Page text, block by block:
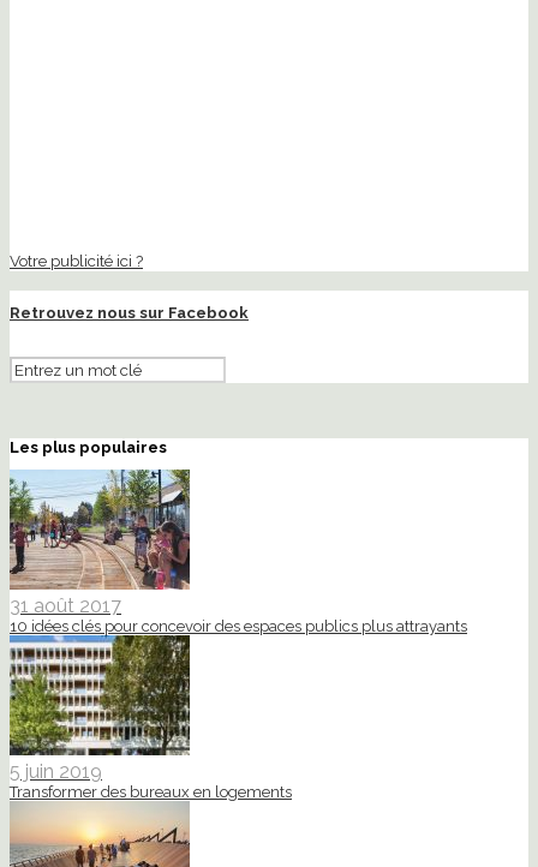
Votre publicité ici ?
Retrouvez nous sur Facebook
Les plus populaires
31 août 2017
10 idées clés pour concevoir des espaces publics plus attrayants
5 juin 2019
Transformer des bureaux en logements